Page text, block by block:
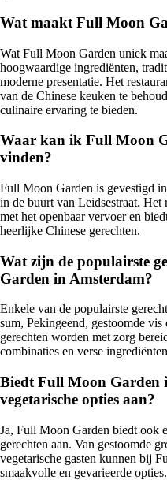
Wat maakt Full Moon
Wat Full Moon Garden uniek
hoogwaardige ingrediënten,
moderne presentatie. Het
van de Chinese keuken te
culinaire ervaring te bieden.
Waar kan ik Full Moon
vinden?
Full Moon Garden is gevestigd
in de buurt van Leidsestraat.
met het openbaar vervoer en
heerlijke Chinese gerechten.
Wat zijn de populairste
Garden in Amsterdam?
Enkele van de populairste
sum, Pekingeend, gestoomde
gerechten worden met zorg
combinaties en verse
Biedt Full Moon Garden
vegetarische opties aan?
Ja, Full Moon Garden biedt ook
gerechten aan. Van gestoomde
vegetarische gasten kunnen bij
smaakvolle en gevarieerde opties.